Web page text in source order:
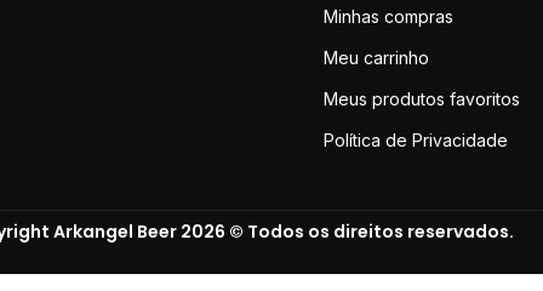
Minhas compras
Meu carrinho
Meus produtos favoritos
Política de Privacidade
Arkangel Beer 2026 © Todos os direitos reservados.